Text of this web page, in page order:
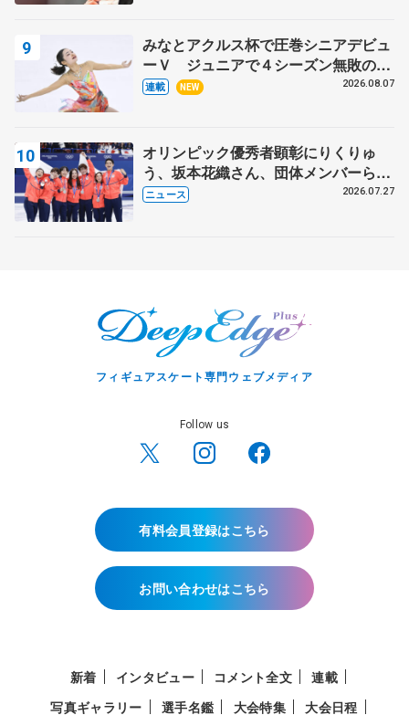
みなとアクルス杯で圧巻シニアデビュ
ーＶ ジュニアで４シーズン無敗の島
田麻央
連載 NEW 2026.08.07
オリンピック優秀者顕彰にりくりゅ
う、坂本花織さん、団体メンバーら
8月7日に文科省が表彰式、ブルーノ・
ニュース 2026.07.27
フィギュアスケート専門ウェブメディア
Follow us
有料会員登録はこちら
お問い合わせはこちら
新着 インタビュー コメント全文
連載
写真ギャラリー
選手名鑑 大会特集 大会日程